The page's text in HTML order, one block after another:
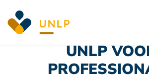
Kom samen met je vrienden, familie of
naar het Droom Leef Geniet Festival –
UNLP